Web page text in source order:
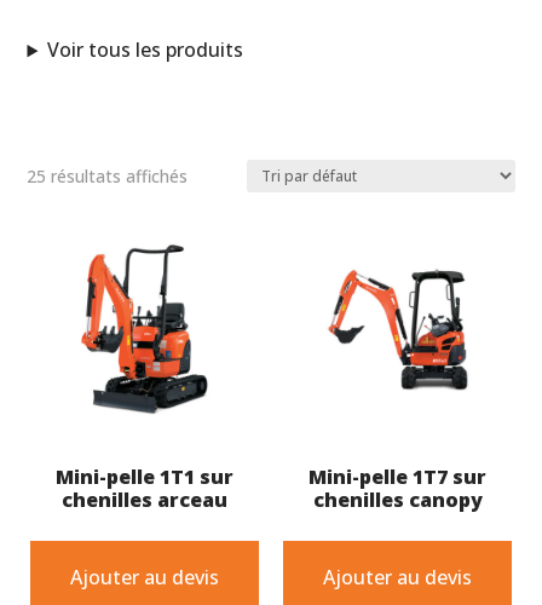
Voir tous les produits
25 résultats affichés
Mini-pelle 1T1 sur
chenilles arceau
Ajouter au devis
Mini-pelle 1T7 sur
chenilles canopy
Ajouter au devis